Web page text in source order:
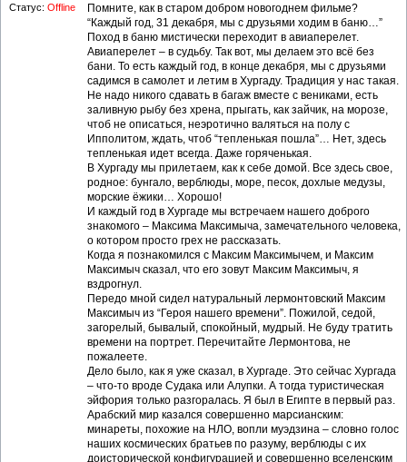
Статус: Offline
Помните, как в старом добром новогоднем фильме?
“Каждый год, 31 декабря, мы с друзьями ходим в баню…”
Поход в баню мистически переходит в авиаперелет.
Авиаперелет – в судьбу. Так вот, мы делаем это всё без
бани. То есть каждый год, в конце декабря, мы с друзьями
садимся в самолет и летим в Хургаду. Традиция у нас такая.
Не надо никого сдавать в багаж вместе с вениками, есть
заливную рыбу без хрена, прыгать, как зайчик, на морозе,
чтоб не описаться, неэротично валяться на полу с
Ипполитом, ждать, чтоб “тепленькая пошла”… Нет, здесь
тепленькая идет всегда. Даже горяченькая.
В Хургаду мы прилетаем, как к себе домой. Все здесь свое,
родное: бунгало, верблюды, море, песок, дохлые медузы,
морские ёжики… Хорошо!
И каждый год в Хургаде мы встречаем нашего доброго
знакомого – Максима Максимыча, замечательного человека,
о котором просто грех не рассказать.
Когда я познакомился с Максим Максимычем, и Максим
Максимыч сказал, что его зовут Максим Максимыч, я
вздрогнул.
Передо мной сидел натуральный лермонтовский Максим
Максимыч из “Героя нашего времени”. Пожилой, седой,
загорелый, бывалый, спокойный, мудрый. Не буду тратить
времени на портрет. Перечитайте Лермонтова, не
пожалеете.
Дело было, как я уже сказал, в Хургаде. Это сейчас Хургада
– что-то вроде Судака или Алупки. А тогда туристическая
эйфория только разгоралась. Я был в Египте в первый раз.
Арабский мир казался совершенно марсианским:
минареты, похожие на НЛО, вопли муэдзина – словно голос
наших космических братьев по разуму, верблюды с их
доисторической конфигурацией и совершенно вселенским